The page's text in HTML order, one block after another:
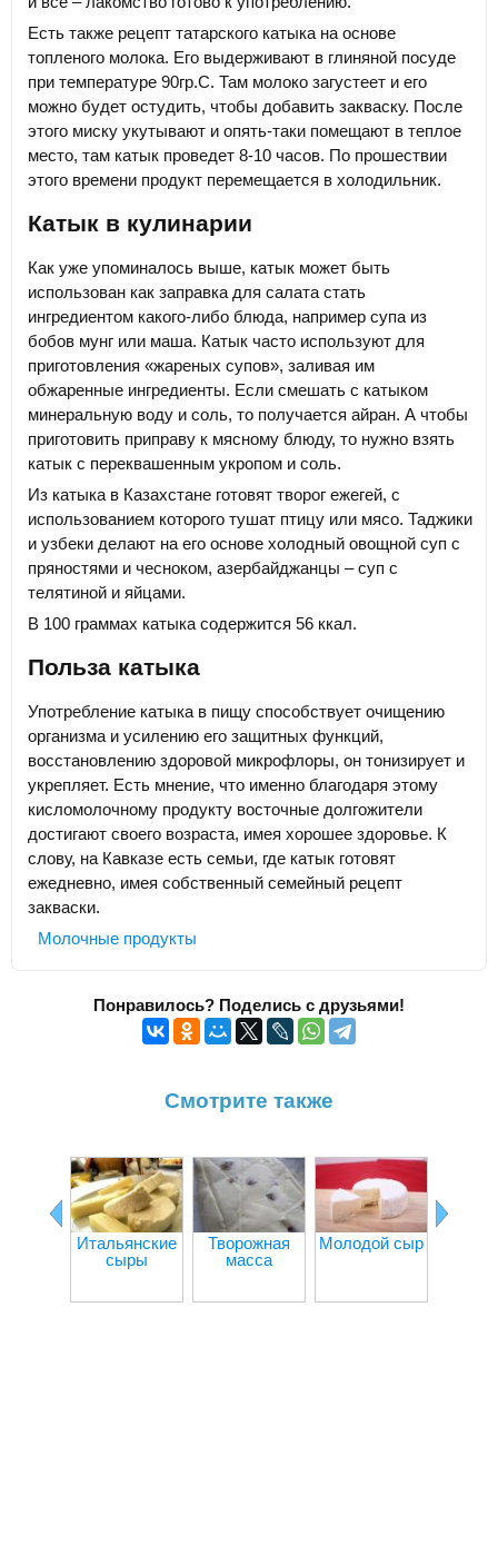
Есть также рецепт татарского катыка на основе
топленого молока. Его выдерживают в глиняной посуде
при температуре 90гр.С. Там молоко загустеет и его
можно будет остудить, чтобы добавить закваску. После
этого миску укутывают и опять-таки помещают в теплое
место, там катык проведет 8-10 часов. По прошествии
этого времени продукт перемещается в холодильник.
Катык в кулинарии
Как уже упоминалось выше, катык может быть
использован как заправка для салата стать
ингредиентом какого-либо блюда, например супа из
бобов мунг или маша. Катык часто используют для
приготовления «жареных супов», заливая им
обжаренные ингредиенты. Если смешать с катыком
минеральную воду и соль, то получается айран. А чтобы
приготовить приправу к мясному блюду, то нужно взять
катык с переквашенным укропом и соль.
Из катыка в Казахстане готовят творог ежегей, с
использованием которого тушат птицу или мясо. Таджики
и узбеки делают на его основе холодный овощной суп с
пряностями и чесноком, азербайджанцы – суп с
телятиной и яйцами.
В 100 граммах катыка содержится 56 ккал.
Польза катыка
Употребление катыка в пищу способствует очищению
организма и усилению его защитных функций,
восстановлению здоровой микрофлоры, он тонизирует и
укрепляет. Есть мнение, что именно благодаря этому
кисломолочному продукту восточные долгожители
достигают своего возраста, имея хорошее здоровье. К
слову, на Кавказе есть семьи, где катык готовят
ежедневно, имея собственный семейный рецепт
закваски.
Молочные продукты
Понравилось? Поделись с друзьями!
Смотрите также
Итальянские
сыры
Творожная
масса
Молодой сыр